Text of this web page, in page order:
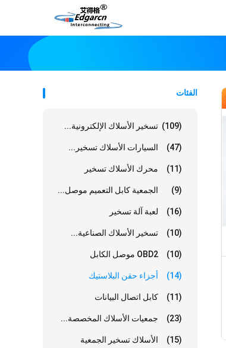
الفئات
تسخير الأسلاك الإلكترونية... (109)
السيارات الأسلاك تسخير... (47)
محرك الأسلاك تسخير (11)
الجمعية كابل التعميم موصل... (9)
لعبة آلة تسخير (16)
تسخير الأسلاك الصناعية... (10)
OBD2 موصل الكابل (10)
أجزاء حقن البلاستيك (14)
كابل اتصال البيانات (11)
جمعيات الأسلاك المخصصة... (23)
الأسلاك تسخير الجمعية (15)